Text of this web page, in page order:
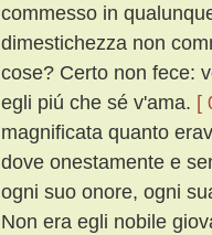
commesso in
dimestichezza non
cose? Certo non fece:
egli piú che sé v'ama. [
magnificata quanto
dove onestamente e
ogni suo onore, ogni
Non era egli nobile